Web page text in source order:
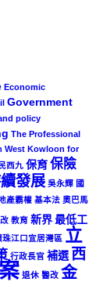
Economic
Government
policy
The Professional
West Kowloon for
西九 保育保險
發展 吳永輝 國
產霸權 基本法 奧巴馬
教育 新界最低工
珠江口宜居灣區 立
行政長官 補選 西
退休 醫改 金